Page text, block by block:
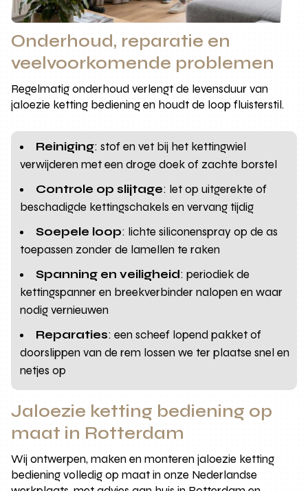
Onderhoud, reparatie en
veelvoorkomende problemen
Regelmatig onderhoud verlengt de levensduur van
jaloezie ketting bediening en houdt de loop fluisterstil.
Reiniging: stof en vet bij het kettingwiel
verwijderen met een droge doek of zachte borstel
Controle op slijtage: let op uitgerekte of
beschadigde kettingschakels en vervang tijdig
Soepele loop: lichte siliconenspray op de as
toepassen zonder de lamellen te raken
Spanning en veiligheid: periodiek de
kettingspanner en breekverbinder nalopen en waar
nodig vernieuwen
Reparaties: een scheef lopend pakket of
doorslippen van de rem lossen we ter plaatse snel en
netjes op
Jaloezie ketting bediening op
maat in Rotterdam
Wij ontwerpen, maken en monteren jaloezie ketting
bediening volledig op maat in onze Nederlandse